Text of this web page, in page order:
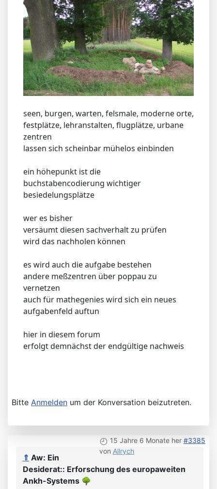
seen, burgen, warten, felsmale, moderne orte,
festplätze, lehranstalten, flugplätze, urbane
zentren
lassen sich scheinbar mühelos einbinden
ein höhepunkt ist die
buchstabencodierung wichtiger
besiedelungsplätze
wer es bisher
versäumt diesen sachverhalt zu prüfen
wird das nachholen können
es wird auch die aufgabe bestehen
andere meßzentren über poppau zu
vernetzen
auch für mathegenies wird sich ein neues
aufgabenfeld auftun
hier in diesem forum
erfolgt demnächst der endgültige nachweis
Bitte Anmelden um der Konversation beizutreten.
15 Jahre 6 Monate her #3385
von Allrych
⇑ Aw: Ein
Desiderat:: Erforschung des europaweiten
Ankh-Systems 🌳